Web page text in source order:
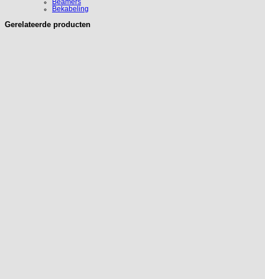
Beamers
Bekabeling
Gerelateerde producten